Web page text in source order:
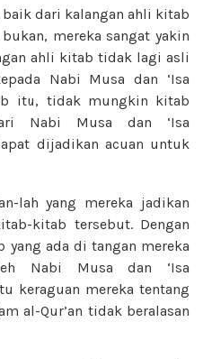
dari kalangan ahli kitab
mereka sangat yakin
ahli kitab tidak lagi asli
Nabi Musa dan ‘Isa
itu, tidak mungkin kitab
Nabi Musa dan ‘Isa
dijadikan acuan untuk
lah yang mereka jadikan
kitab tersebut. Dengan
yang ada di tangan mereka
Nabi Musa dan ‘Isa
keraguan mereka tentang
al-Qur’an tidak beralasan